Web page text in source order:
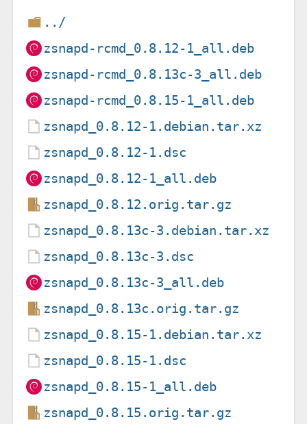
../
zsnapd-rcmd_0.8.12-1_all.deb
zsnapd-rcmd_0.8.13c-3_all.deb
zsnapd-rcmd_0.8.15-1_all.deb
zsnapd_0.8.12-1.debian.tar.xz
zsnapd_0.8.12-1.dsc
zsnapd_0.8.12-1_all.deb
zsnapd_0.8.12.orig.tar.gz
zsnapd_0.8.13c-3.debian.tar.xz
zsnapd_0.8.13c-3.dsc
zsnapd_0.8.13c-3_all.deb
zsnapd_0.8.13c.orig.tar.gz
zsnapd_0.8.15-1.debian.tar.xz
zsnapd_0.8.15-1.dsc
zsnapd_0.8.15-1_all.deb
zsnapd_0.8.15.orig.tar.gz